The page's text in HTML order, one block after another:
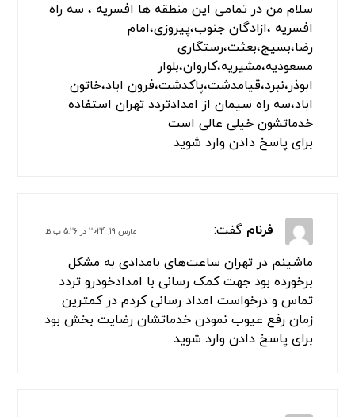
سلام من در تمامی این منطقه ها افسریه ، سه راه
افسریه ،ازادگان جنوب،پیروزی،امام
رضا،بسیج،بعثت،رستگاری
مسعودیه،مشیریه،کاروان،بلوار
ابوذر،نبرد،قیامدشت،پاکدشت،فرون اباد،خاتون
اباد،سه راه سیمان از امدادتردد تهران استفاده
خدماتشون خیلی عالی است
برای پاسخ دادن وارد شوید
فرنام گفت: مارس 19, 2024 در 5:26 ب.ظ
ماشینم در تهران ساعت‌های بامدادی به مشکل
برخورده بود جهت کمک رسانی با امدادخودرو تردد
تماس و درخواست امداد رسانی کردم در کمترین
زمان رفع عیوب نمودن خدماتشان رضایت بخش بود
برای پاسخ دادن وارد شوید